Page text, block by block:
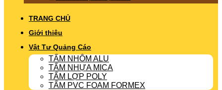
TRANG CHỦ
Giới thiệu
Vật Tư Quảng Cáo
TẤM NHÔM ALU
TẤM NHỰA MICA
TẤM LỢP POLY
TẤM PVC FOAM FORMEX